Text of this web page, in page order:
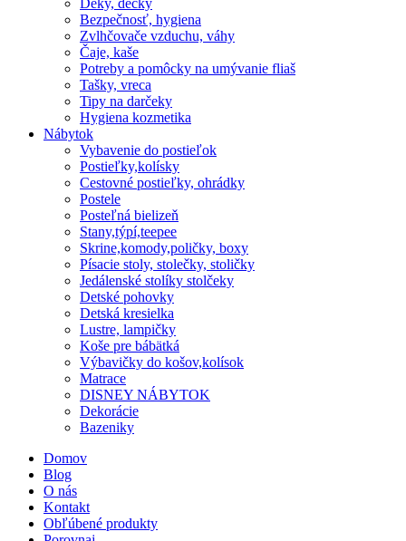
Bezpečnosť, hygiena
Zvlhčovače vzduchu, váhy
Čaje, kaše
Potreby a pomôcky na umývanie fliaš
Tašky, vreca
Tipy na darčeky
Hygiena kozmetika
Nábytok
Vybavenie do postieľok
Postieľky,kolísky
Cestovné postieľky, ohrádky
Postele
Posteľná bielizeň
Stany,týpí,teepee
Skrine,komody,poličky, boxy
Písacie stoly, stolečky, stoličky
Jedálenské stolíky stolčeky
Detské pohovky
Detská kresielka
Lustre, lampičky
Koše pre bábätká
Výbavičky do košov,kolísok
Matrace
DISNEY NÁBYTOK
Dekorácie
Bazeniky
Domov
Blog
O nás
Kontakt
Obľúbené produkty